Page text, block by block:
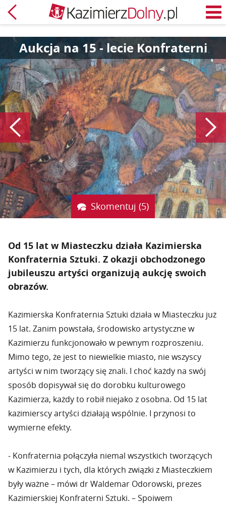
Powrót
Aukcja na 15 - lecie Konfraterni
Poprzedni
Skomentuj (5)
Od 15 lat w Miasteczku działa Kazimierska
Konfraternia Sztuki. Z okazji obchodzonego
jubileuszu artyści organizują aukcję swoich
obrazów.
Kazimierska Konfraternia Sztuki działa w Miasteczku już
15 lat. Zanim powstała, środowisko artystyczne w
Kazimierzu funkcjonowało w pewnym rozproszeniu.
Mimo tego, że jest to niewielkie miasto, nie wszyscy
artyści w nim tworzący się znali. I choć każdy na swój
sposób dopisywał się do dorobku kulturowego
Kazimierza, każdy to robił niejako z osobna. Od 15 lat
kazimierscy artyści działają wspólnie. I przynosi to
wymierne efekty.
- Konfraternia połączyła niemal wszystkich tworzących
w Kazimierzu i tych, dla których związki z Miasteczkiem
były ważne – mówi dr Waldemar Odorowski, prezes
Kazimierskiej Konfraterni Sztuki. – Spoiwem